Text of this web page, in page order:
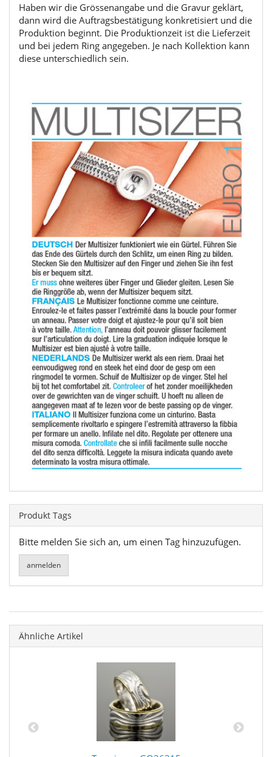
Haben wir die Grössenangabe und die Gravur geklärt,
dann wird die Auftragsbestätigung konkretisiert und die
Produktion beginnt. Die Produktionzeit ist die Lieferzeit
und bei jedem Ring angegeben. Je nach Kollektion kann
diese unterschiedlich sein.
Produkt Tags
Bitte melden Sie sich an, um einen Tag hinzuzufügen.
Ähnliche Artikel